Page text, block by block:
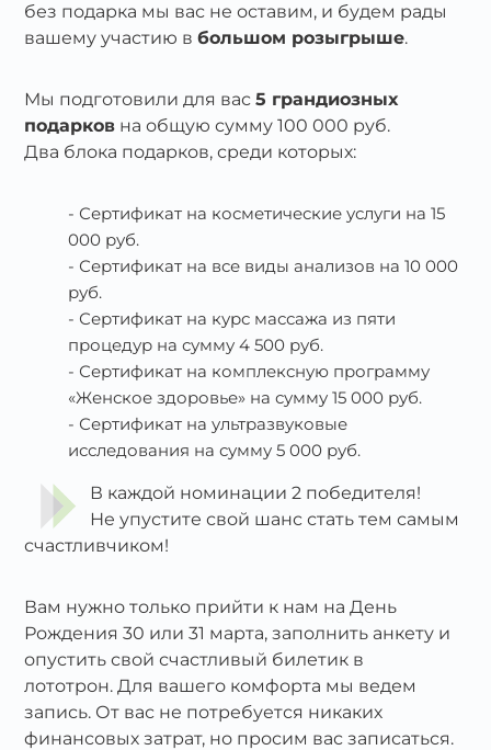
без подарка мы вас не оставим, и будем рады
вашему участию вбольшом розыгрыше.
Мы подготовили для вас5 грандиозных
подарков на общую сумму 100 000 руб.
Два блока подарков, среди которых:
Сертификат на косметические услуги на 15
000 руб.
Сертификат на все виды анализов на 10 000
руб.
Сертификат на курс массажа из пяти
процедур на сумму 4 500 руб.
Сертификат на комплексную программу
«Женское здоровье» на сумму 15 000 руб.
Сертификат на ультразвуковые
исследования на сумму 5 000 руб.
В каждой номинации 2 победителя!
Не упустите свой шанс стать тем самым
счастливчиком!
Вам нужно только прийти к нам на День
Рождения 30 или 31 марта, заполнить анкету и
опустить свой счастливый билетик в
лототрон. Для вашего комфорта мы ведем
запись. От вас не потребуется никаких
финансовых затрат, но просим вас записаться.